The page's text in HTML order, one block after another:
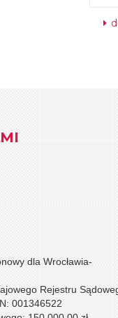
dla Wrocławia-
Rejestru
001346522